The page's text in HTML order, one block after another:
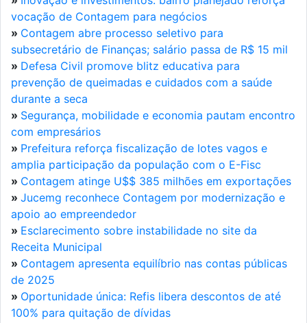
vocação de Contagem para negócios
» Contagem abre processo seletivo para
subsecretário de Finanças; salário passa de R$ 15 mil
» Defesa Civil promove blitz educativa para
prevenção de queimadas e cuidados com a saúde
durante a seca
» Segurança, mobilidade e economia pautam encontro
com empresários
» Prefeitura reforça fiscalização de lotes vagos e
amplia participação da população com o E-Fisc
» Contagem atinge U$$ 385 milhões em exportações
» Jucemg reconhece Contagem por modernização e
apoio ao empreendedor
» Esclarecimento sobre instabilidade no site da
Receita Municipal
» Contagem apresenta equilíbrio nas contas públicas
de 2025
» Oportunidade única: Refis libera descontos de até
100% para quitação de dívidas